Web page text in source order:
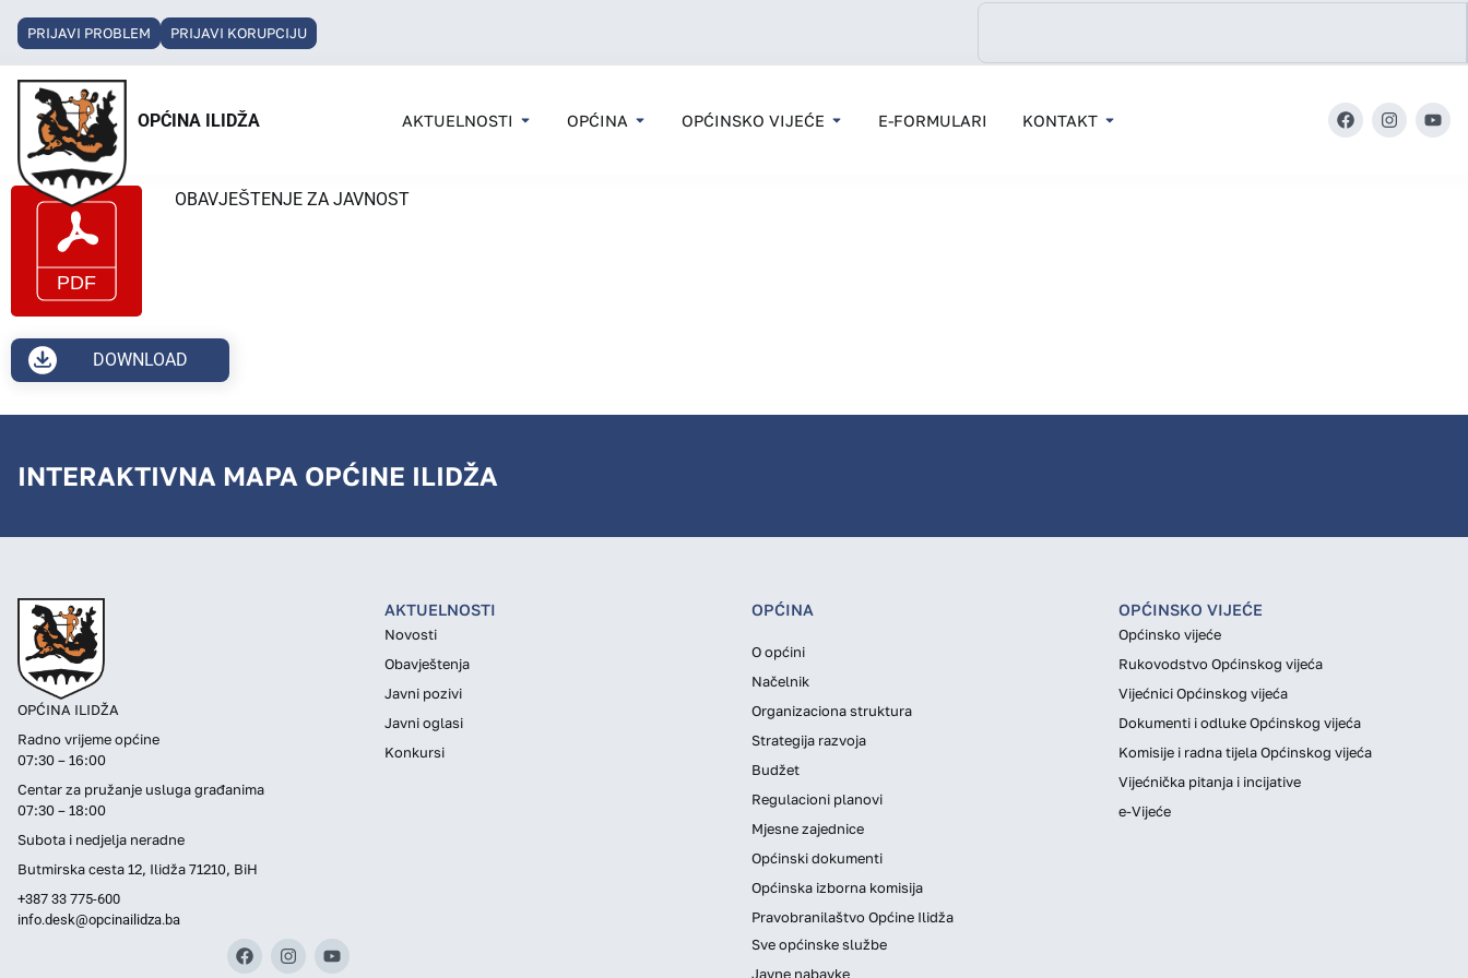
PRIJAVI PROBLEM PRIJAVI KORUPCIJU
OPĆINA ILIDŽA AKTUELNOSTI OPĆINA OPĆINSKO VIJEĆE E-FORMULARI KONTAKT
OBAVJEŠTENJE ZA JAVNOST
DOWNLOAD
INTERAKTIVNA MAPA OPĆINE ILIDŽA
OPĆINA ILIDŽA
Radno vrijeme općine
07:30 – 16:00
Centar za pružanje usluga građanima
07:30 – 18:00
Subota i nedjelja neradne
Butmirska cesta 12, Ilidža 71210, BiH
+387 33 775-600
info.desk@opcinailidza.ba
AKTUELNOSTI
Novosti
Obavještenja
Javni pozivi
Javni oglasi
Konkursi
OPĆINA
O općini
Načelnik
Organizaciona struktura
Strategija razvoja
Budžet
Regulacioni planovi
Mjesne zajednice
Općinski dokumenti
Općinska izborna komisija
Pravobranilaštvo Općine Ilidža
Sve općinske službe
Javne nabavke
OPĆINSKO VIJEĆE
Općinsko vijeće
Rukovodstvo Općinskog vijeća
Vijećnici Općinskog vijeća
Dokumenti i odluke Općinskog vijeća
Komisije i radna tijela Općinskog vijeća
Vijećnička pitanja i incijative
e-Vijeće